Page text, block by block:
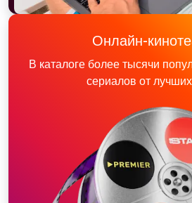
Онлайн-
В каталоге более тысячи
сериалов от